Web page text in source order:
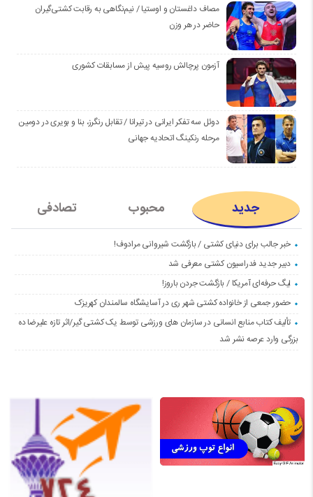
مصاف داغستان و اوستیا / نیم‌نگاهی به رقابت کشتی‌گیران
حاضر در هر وزن
آزمون پرچالش روسیه پیش از مسابقات کشوری
دوئل سه تفکر ایرانی در تیرانا / تقابل رنگرز، بنا و بویری در دومین
مرحله رنکینگ اتحادیه جهانی
جدید محبوب تصادفی
خبر جالب برای دنیای کشتی / بازگشت شیروانی مرادوف!
دبیر جدید فدراسیون کشتی معرفی شد
لیگ حرفه‌ای آمریکا / بازگشت جردن باروز!
حضور جمعی از خانواده کشتی شهر ری در آسایشگاه سالمندان کهریزک
تألیف کتاب منابع انسانی در سازمان های ورزشی توسط یک کشتی گیر/اثر تازه علیرضا ده
بزرگی وارد عرصه نشر شد